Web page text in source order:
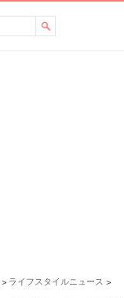
> ライフスタイルニュース >